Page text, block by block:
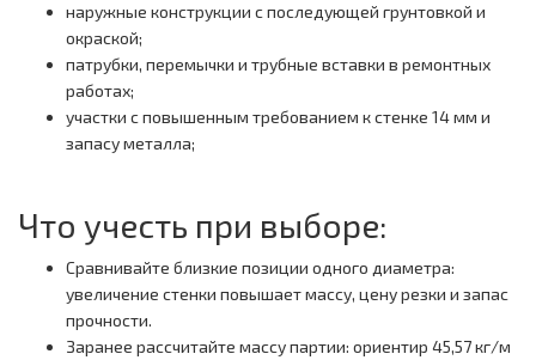
наружные конструкции с последующей грунтовкой и
окраской;
патрубки, перемычки и трубные вставки в ремонтных
работах;
участки с повышенным требованием к стенке 14 мм и
запасу металла;
Что учесть при выборе:
Сравнивайте близкие позиции одного диаметра:
увеличение стенки повышает массу, цену резки и запас
прочности.
Заранее рассчитайте массу партии: ориентир 45,57 кг/м